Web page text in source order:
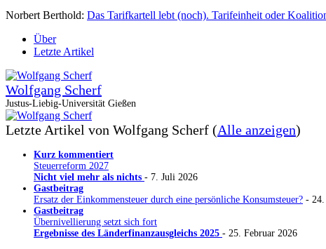
Norbert Berthold: Das Tarifkartell lebt (noch). Tarifeinheit oder
Über
Letzte Artikel
Wolfgang Scherf
Justus-Liebig-Universität Gießen
Letzte Artikel von Wolfgang Scherf (Alle anzeigen)
Kurz kommentiert
Steuerreform 2027
Nicht viel mehr als nichts - 7. Juli 2026
Gastbeitrag
Ersatz der Einkommensteuer durch eine persönliche Konsumsteuer? -
Gastbeitrag
Übernivellierung setzt sich fort
Ergebnisse des Länderfinanzausgleichs 2025 - 25. Februar 2026